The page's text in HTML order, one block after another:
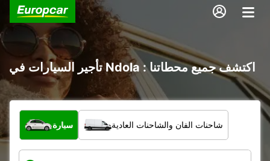
تأجير السيارات في Ndola : اكتشف جميع محطاتنا
ما نوع المركبة؟
سيارة شاحنات الفان والشاحنات العادية